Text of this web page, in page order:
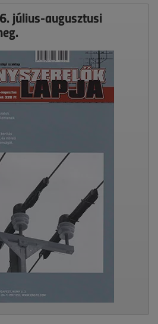
július-augusztusi